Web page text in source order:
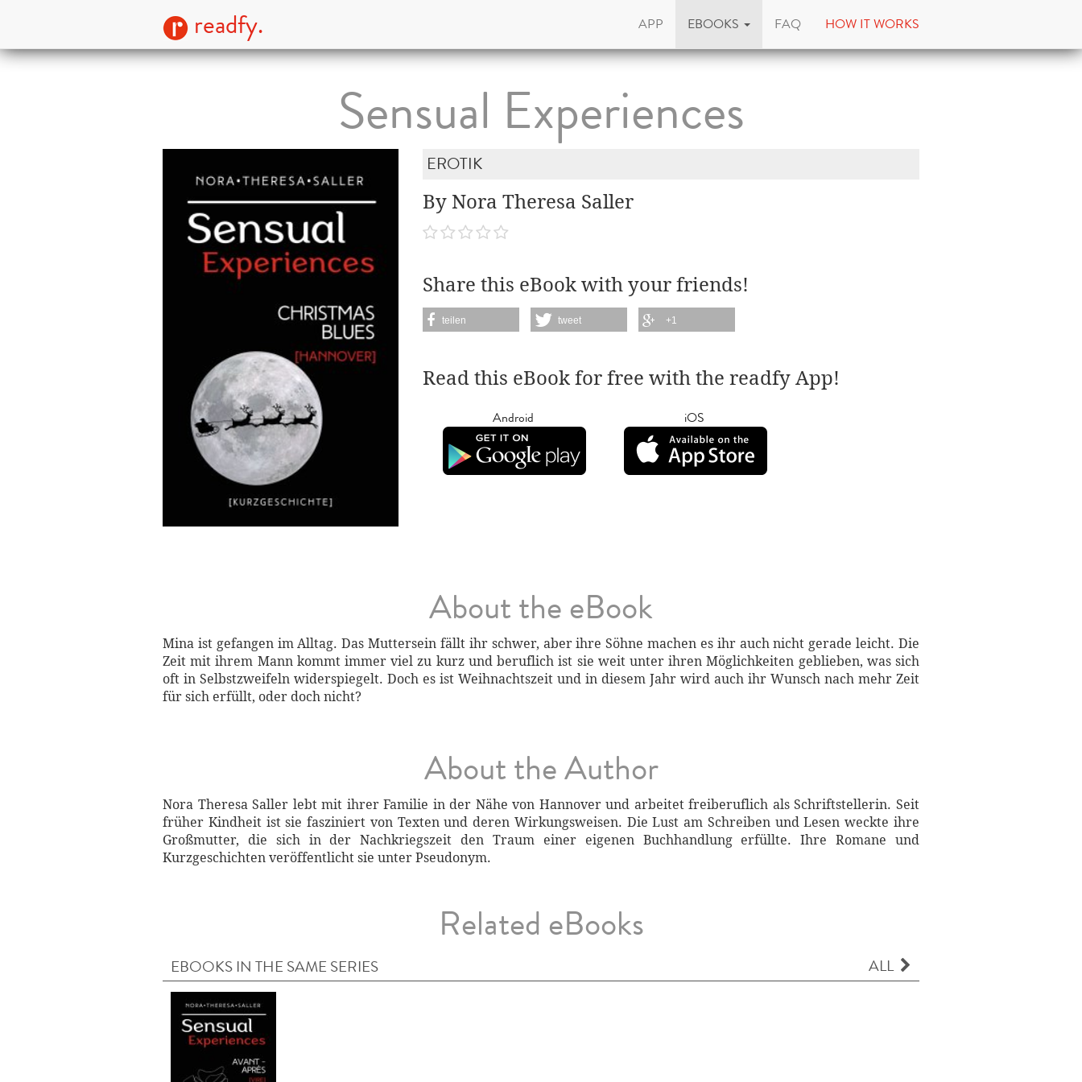
readfy. APP EBOOKS FAQ HOW IT WORKS
Sensual Experiences
EROTIK
By Nora Theresa Saller
Share this eBook with your friends!
teilen tweet +1
Read this eBook for free with the readfy App!
Android iOS
About the eBook
Mina ist gefangen im Alltag. Das Muttersein fällt ihr schwer, aber ihre Söhne machen es ihr auch nicht gerade leicht. Die
Zeit mit ihrem Mann kommt immer viel zu kurz und beruflich ist sie weit unter ihren Möglichkeiten geblieben, was sich
oft in Selbstzweifeln widerspiegelt. Doch es ist Weihnachtszeit und in diesem Jahr wird auch ihr Wunsch nach mehr Zeit
für sich erfüllt, oder doch nicht?
About the Author
Nora Theresa Saller lebt mit ihrer Familie in der Nähe von Hannover und arbeitet freiberuflich als Schriftstellerin. Seit
früher Kindheit ist sie fasziniert von Texten und deren Wirkungsweisen. Die Lust am Schreiben und Lesen weckte ihre
Großmutter, die sich in der Nachkriegszeit den Traum einer eigenen Buchhandlung erfüllte. Ihre Romane und
Kurzgeschichten veröffentlicht sie unter Pseudonym.
Related eBooks
EBOOKS IN THE SAME SERIES ALL